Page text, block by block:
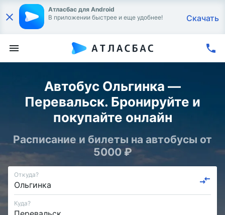
Атласбас для Android
В приложении быстрее и еще удобнее!
Скачать
Автобус Ольгинка —
Перевальск. Бронируйте и
покупайте онлайн
Расписание и билеты на автобусы от
5000 ₽
Откуда?
Куда?